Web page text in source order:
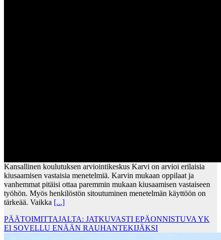
Kansallinen koulutuksen arviointikeskus Karvi on arvioi erilaisia
kiusaamisen vastaisia menetelmiä. Karvin mukaan oppilaat ja
vanhemmat pitäisi ottaa paremmin mukaan kiusaamisen vastaiseen
työhön. Myös henkilöstön sitoutuminen menetelmän käyttöön on
tärkeää. Vaikka [...]
PÄÄTOIMITTAJALTA: JATKUVASTI EPÄONNISTUVA YK
EI SOVELLU ENÄÄN RAUHANTEKIJÄKSI